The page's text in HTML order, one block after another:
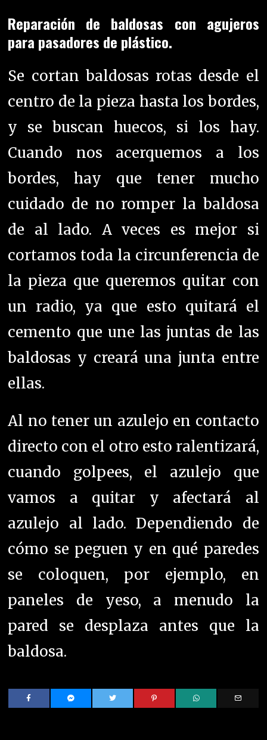
Reparación de baldosas con agujeros
para pasadores de plástico.
Se cortan baldosas rotas desde el
centro de la pieza hasta los bordes,
y se buscan huecos, si los hay.
Cuando nos acerquemos a los
bordes, hay que tener mucho
cuidado de no romper la baldosa
de al lado. A veces es mejor si
cortamos toda la circunferencia de
la pieza que queremos quitar con
un radio, ya que esto quitará el
cemento que une las juntas de las
baldosas y creará una junta entre
ellas.
Al no tener un azulejo en contacto
directo con el otro esto ralentizará,
cuando golpees, el azulejo que
vamos a quitar y afectará al
azulejo al lado. Dependiendo de
cómo se peguen y en qué paredes
se coloquen, por ejemplo, en
paneles de yeso, a menudo la
pared se desplaza antes que la
baldosa.